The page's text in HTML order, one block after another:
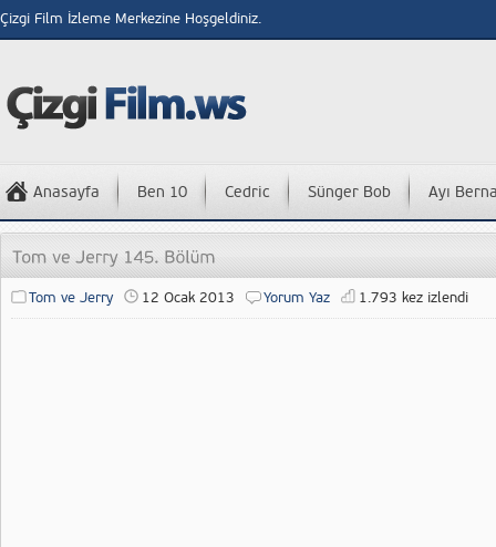
Çizgi Film İzleme Merkezine Hoşgeldiniz.
Anasayfa Ben 10 Cedric Sünger Bob Ayı
Tom ve Jerry 12 Ocak 2013 Yorum Yaz 1.793 kez izlendi